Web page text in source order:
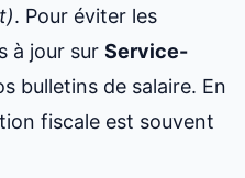
. Pour éviter les
à jour sur Service-
bulletins de salaire. En
fiscale est souvent